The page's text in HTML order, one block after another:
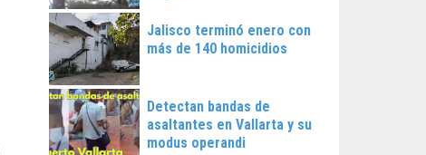
Jalisco terminó enero con
más de 140 homicidios
Detectan bandas de
asaltantes en Vallarta y su
modus operandi